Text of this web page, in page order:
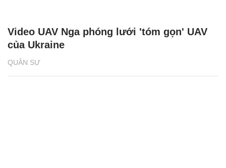
QUÂN SỰ
Video UAV Nga phóng lưới 'tóm gọn' UAV
của Ukraine